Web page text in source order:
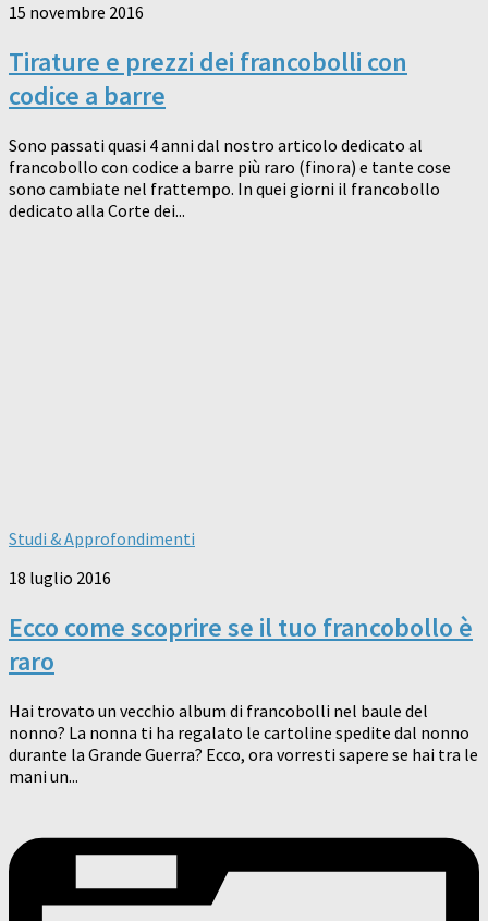
15 novembre 2016
Tirature e prezzi dei francobolli con
codice a barre
Sono passati quasi 4 anni dal nostro articolo dedicato al
francobollo con codice a barre più raro (finora) e tante cose
sono cambiate nel frattempo. In quei giorni il francobollo
dedicato alla Corte dei...
Studi & Approfondimenti
18 luglio 2016
Ecco come scoprire se il tuo francobollo è
raro
Hai trovato un vecchio album di francobolli nel baule del
nonno? La nonna ti ha regalato le cartoline spedite dal nonno
durante la Grande Guerra? Ecco, ora vorresti sapere se hai tra le
mani un...